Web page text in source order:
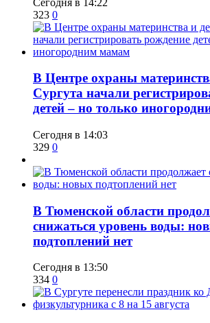
323 0
​В Центре охраны
Сургута начали
детей – но только
Сегодня в 14:03
329 0
​В Тюменской области
снижаться уровень воды:
подтоплений нет
Сегодня в 13:50
334 0